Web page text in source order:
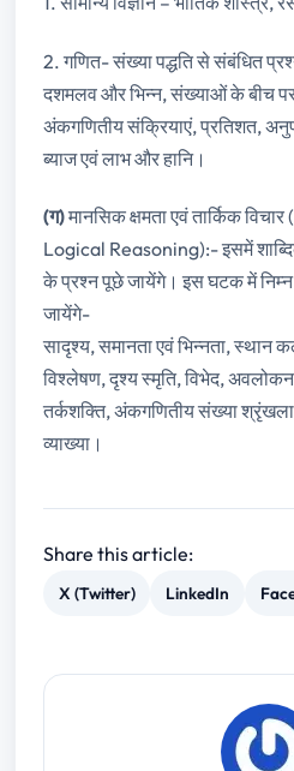
2. गणित- संख्या पद्धति से संबंधित
दशमलव और भिन्न, संख्याओं के बीच
अंकगणितीय संक्रियाएं, प्रतिशत,
ब्याज एवं लाभ और हानि।
(ग)मानसिक क्षमता एवं तार्किक
Logical Reasoning):- इसमें
के प्रश्न पूछे जायेंगे। इस घटक में
जायेंगे-
सादृश्य, समानता एवं भिन्‍नता, स्थान
विश्लेषण, दृश्य स्मृति, विभेद,
तर्कशक्ति, अंकगणितीय संख्या
व्याख्या।
Share this article:
X (Twitter) LinkedIn